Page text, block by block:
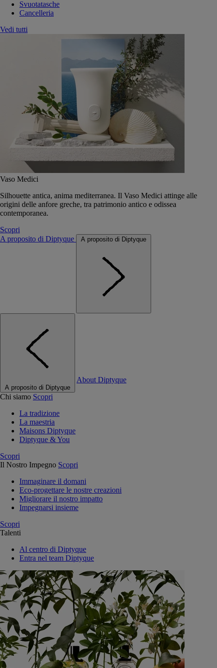
Svuotatasche
Cancelleria
Vedi tutti
Vaso Medici
Silhouette antica, anima mediterranea. Il Vaso Medici attinge alle
origini delle anfore greche, tra patrimonio antico e odissea
contemporanea.
Scopri
A proposito di Diptyque
A proposito di Diptyque
A proposito di Diptyque
About Diptyque
Chi siamo Scopri
La tradizione
La maestria
Maisons Diptyque
Diptyque & You
Scopri
Il Nostro Impegno Scopri
Immaginare il domani
Eco-progettare le nostre creazioni
Migliorare il nostro impatto
Impegnarsi insieme
Scopri
Talenti
Al centro di Diptyque
Entra nel team Diptyque